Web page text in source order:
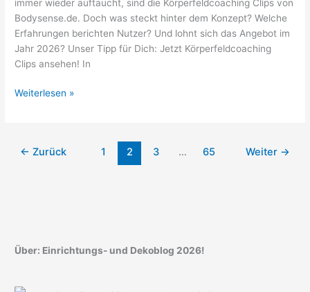
immer wieder auftaucht, sind die Körperfeldcoaching Clips von
Bodysense.de. Doch was steckt hinter dem Konzept? Welche
Erfahrungen berichten Nutzer? Und lohnt sich das Angebot im
Jahr 2026? Unser Tipp für Dich: Jetzt Körperfeldcoaching
Clips ansehen! In
Körperfeldcoaching
Lohnt
Weiterlesen »
← Zurück 1 2 3 … 65 Weiter →
Über: Einrichtungs- und Dekoblog 2026!